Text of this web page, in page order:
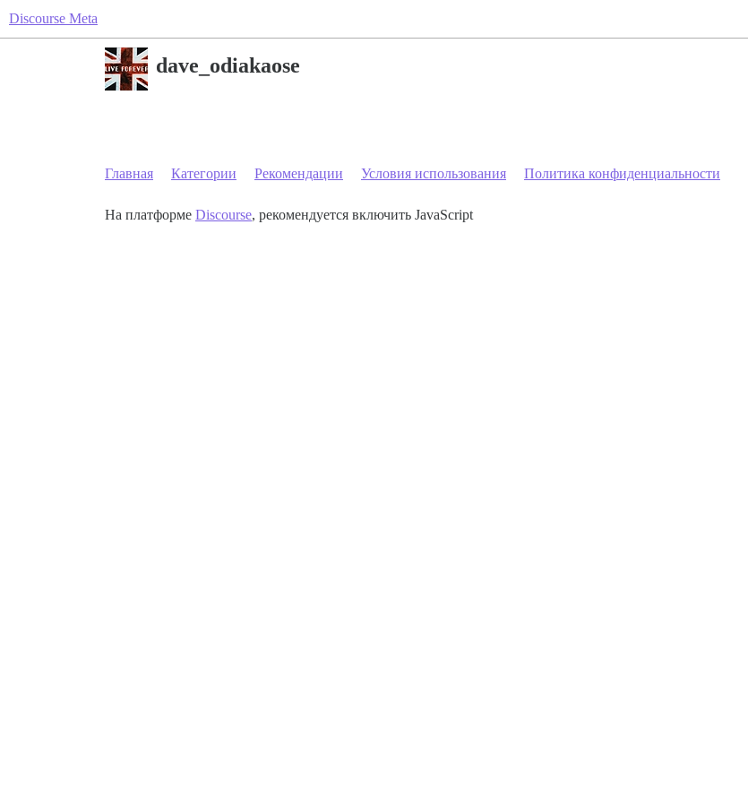
Discourse Meta
dave_odiakaose
Главная Категории Рекомендации Условия использования Политика конфиденциальности
На платформе Discourse, рекомендуется включить JavaScript